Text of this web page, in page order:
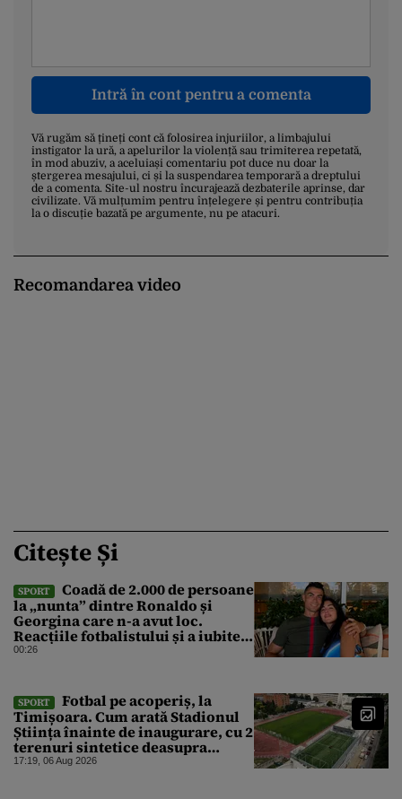
Intră în cont pentru a comenta
Vă rugăm să țineți cont că folosirea injuriilor, a limbajului
instigator la ură, a apelurilor la violență sau trimiterea repetată,
în mod abuziv, a aceluiași comentariu pot duce nu doar la
ștergerea mesajului, ci și la suspendarea temporară a dreptului
de a comenta. Site-ul nostru încurajează dezbaterile aprinse, dar
civilizate. Vă mulțumim pentru înțelegere și pentru contribuția
la o discuție bazată pe argumente, nu pe atacuri.
Recomandarea video
Citește Și
SPORT
Coadă de 2.000 de persoane
la „nunta” dintre Ronaldo și
Georgina care n-a avut loc.
Reacțiile fotbalistului și a iubitei
sale pe social media
00:26
SPORT
Fotbal pe acoperiș, la
Timișoara. Cum arată Stadionul
Știința înainte de inaugurare, cu 2
terenuri sintetice deasupra
tribunei
17:19, 06 Aug 2026